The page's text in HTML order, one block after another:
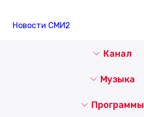
Новости СМИ2
Канал
Музыка
Программы